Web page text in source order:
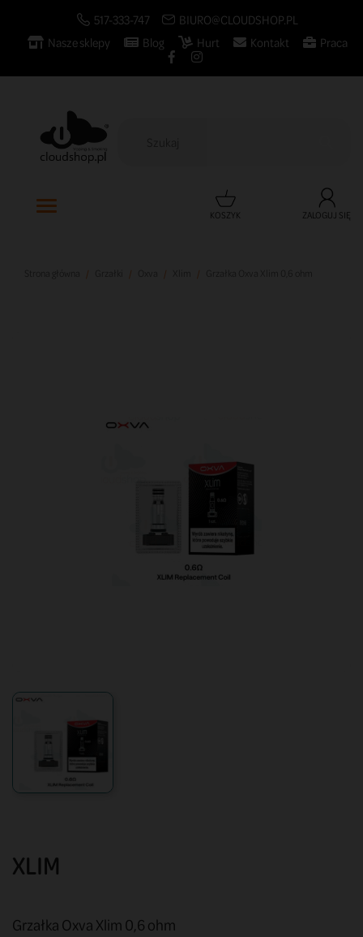
517-333-747
BIURO@CLOUDSHOP.PL
Nasze sklepy
Blog Hurt Kontakt Praca
KOSZYK ZALOGUJ SIĘ
XLIM
Grzałka Oxva Xlim 0,6 ohm